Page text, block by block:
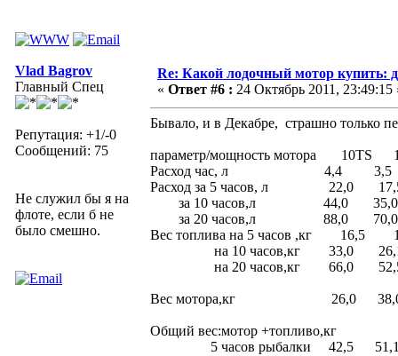
Vlad Bagrov
Главный Спец
Репутация: +1/-0
Сообщений: 75
Не служил бы я на
флоте, если б не
было смешно.
Re: Какой лодочный мотор купить:
« Ответ #6 : 24 Октябрь 2011, 23:49:15
Бывало, и в Декабре, страшно только
параметр/мощность мотора
Расход час, л 4,4
Расход за 5 часов, л 22,0
за 10 часов,л 44,0
за 20 часов,л 88,0 70,0
Вес топлива на 5 часов ,кг
на 10 часов,кг 33,0
на 20 часов,кг 66,0
Вес мотора,кг 26,0
Общий вес:мотор +топливо,кг
5 часов рыбалки 42,5